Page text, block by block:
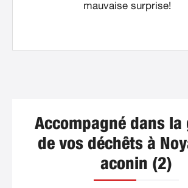
mauvaise surprise!
Accompagné dans la
de vos déchêts à
aconin (2)